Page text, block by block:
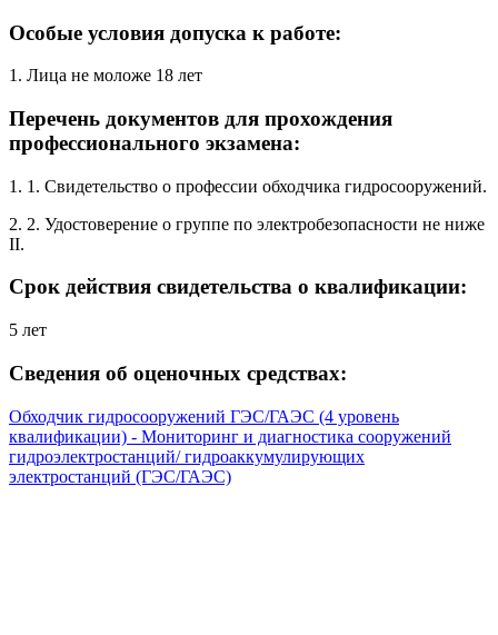
Особые условия допуска к работе:
1. Лица не моложе 18 лет
Перечень документов для прохождения
профессионального экзамена:
1. 1. Свидетельство о профессии обходчика гидросооружений.
2. 2. Удостоверение о группе по электробезопасности не ниже
II.
Срок действия свидетельства о квалификации:
5 лет
Сведения об оценочных средствах:
Обходчик гидросооружений ГЭС/ГАЭС (4 уровень
квалификации) - Мониторинг и диагностика сооружений
гидроэлектростанций/ гидроаккумулирующих
электростанций (ГЭС/ГАЭС)